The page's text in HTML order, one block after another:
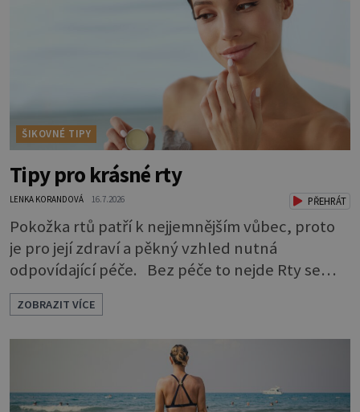
mohou mít v nepořádku zažívání.
ŠIKOVNÉ TIPY
Tipy pro krásné rty
LENKA KORANDOVÁ 16.7.2026 PŘEHRÁT
Pokožka rtů patří k nejjemnějším vůbec, proto
je pro její zdraví a pěkný vzhled nutná
odpovídající péče. Bez péče to nejde Rty se
neliší jen barvou, ale také mnohem tenčí
povrchovou vrstvou než ostatní pleť a pokožka.
Nezvláčňují je žádné mazové žlázy, proto jsou
rty mnohem choulostivější a náchylné k
vysychání a praskání. Balzám na rty je proto
nutnou základní výbavou, pokud chce
ZOBRAZIT VÍCE